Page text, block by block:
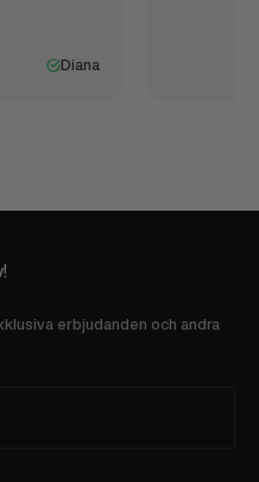
Diana
erbjudanden och andra